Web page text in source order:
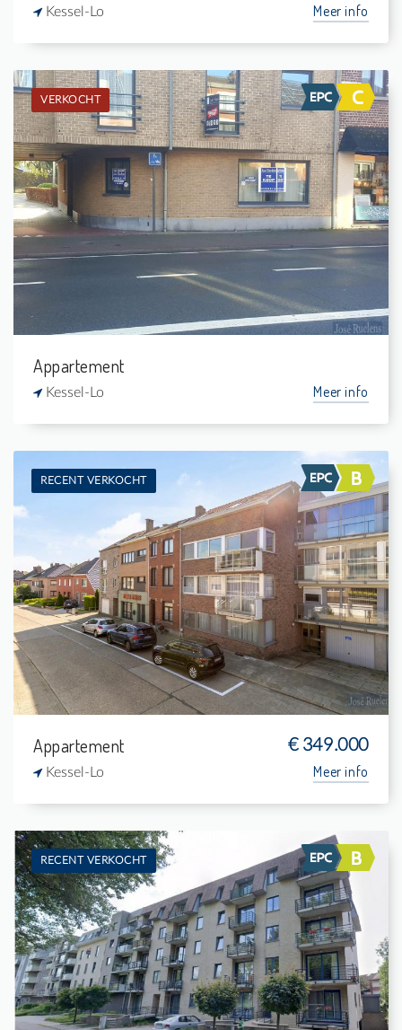
Kessel-Lo Meer info
VERKOCHT
Verkocht: Appartement
1
-
40 m²
Appartement
Kessel-Lo Meer info
RECENT VERKOCHT
Verkocht: Appartement
2
-
1
124 m²
Appartement € 349.000
Kessel-Lo Meer info
RECENT VERKOCHT
Verkocht: Appartement
2
-
1
-